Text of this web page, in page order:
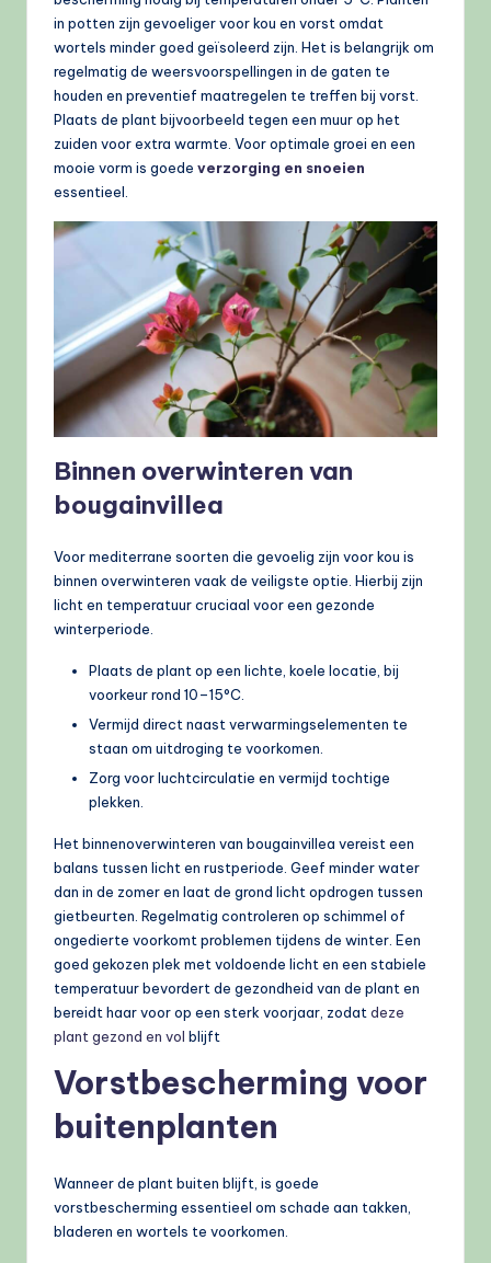
in potten zijn gevoeliger voor kou en vorst omdat
wortels minder goed geïsoleerd zijn. Het is belangrijk om
regelmatig de weersvoorspellingen in de gaten te
houden en preventief maatregelen te treffen bij vorst.
Plaats de plant bijvoorbeeld tegen een muur op het
zuiden voor extra warmte. Voor optimale groei en een
mooie vorm is goede verzorging en snoeien
essentieel.
Binnen overwinteren van
bougainvillea
Voor mediterrane soorten die gevoelig zijn voor kou is
binnen overwinteren vaak de veiligste optie. Hierbij zijn
licht en temperatuur cruciaal voor een gezonde
winterperiode.
Plaats de plant op een lichte, koele locatie, bij
voorkeur rond 10–15°C.
Vermijd direct naast verwarmingselementen te
staan om uitdroging te voorkomen.
Zorg voor luchtcirculatie en vermijd tochtige
plekken.
Het binnenoverwinteren van bougainvillea vereist een
balans tussen licht en rustperiode. Geef minder water
dan in de zomer en laat de grond licht opdrogen tussen
gietbeurten. Regelmatig controleren op schimmel of
ongedierte voorkomt problemen tijdens de winter. Een
goed gekozen plek met voldoende licht en een stabiele
temperatuur bevordert de gezondheid van de plant en
bereidt haar voor op een sterk voorjaar, zodat deze
plant gezond en vol blijft
Vorstbescherming voor
buitenplanten
Wanneer de plant buiten blijft, is goede
vorstbescherming essentieel om schade aan takken,
bladeren en wortels te voorkomen.